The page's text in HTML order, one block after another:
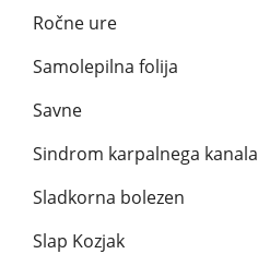
Ročne ure
Samolepilna folija
Savne
Sindrom karpalnega kanala
Sladkorna bolezen
Slap Kozjak